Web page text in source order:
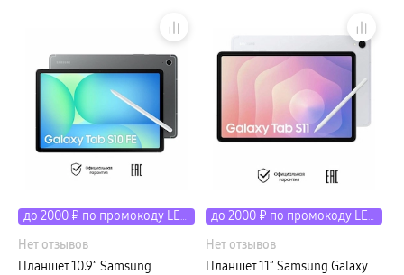
до 2000 ₽ по промокоду LETO
Нет отзывов
Планшет 10.9″ Samsung
до 2000 ₽ по промокоду LETO
Нет отзывов
Планшет 11″ Samsung Galaxy